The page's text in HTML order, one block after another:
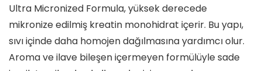
Ultra Micronized Formula, yüksek derecede
mikronize edilmiş kreatin monohidrat içerir. Bu yapı,
sıvı içinde daha homojen dağılmasına yardımcı olur.
Aroma ve ilave bileşen içermeyen formülüyle sade